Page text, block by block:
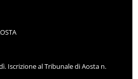
Iscrizione al Tribunale di Aosta n.